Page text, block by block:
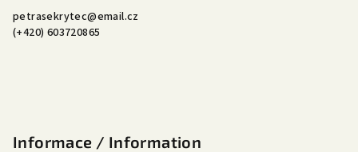
petrasekrytec@email.cz
(+420) 603720865
Informace / Information